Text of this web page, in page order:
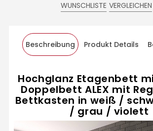
WUNSCHLISTE VERGLEICHEN
Beschreibung Produkt Details
Hochglanz Etagenbett
Doppelbett ALEX mit
Bettkasten in weiß /
/ grau / violett